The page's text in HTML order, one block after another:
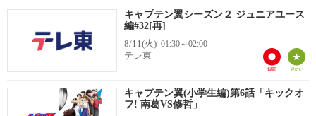
キャプテン翼シーズン２ ジュニアユース
編#32[再]
8/11(火) 01:30～02:00
テレ東
キャプテン翼(小学生編)第6話「キックオ
フ! 南葛VS修哲」